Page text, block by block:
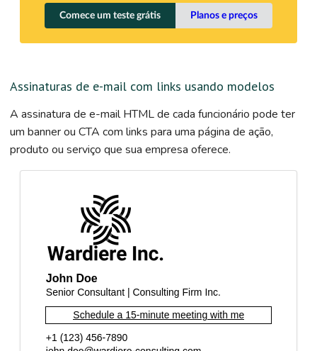
Comece um teste grátis Planos e preços
Assinaturas de e-mail com links usando modelos
A assinatura de e-mail HTML de cada funcionário pode ter
um banner ou CTA com links para uma página de ação,
produto ou serviço que sua empresa oferece.